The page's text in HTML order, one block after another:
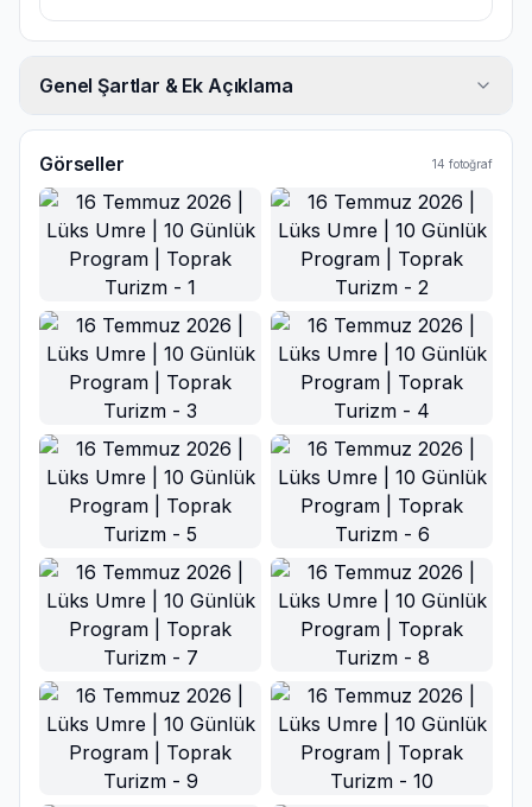
Genel Şartlar & Ek Açıklama
Görseller 14 fotoğraf
Ana Görsel